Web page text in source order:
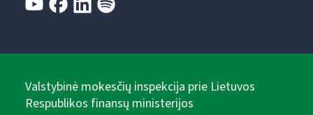
Valstybinė mokesčių inspekcija prie Lietuvos
Respublikos finansų ministerijos